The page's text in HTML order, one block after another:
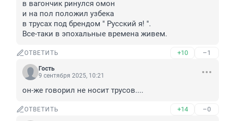
в вагончик ринулся омон
и на пол положил узбека
в трусах под брендом " Русский я! ".
Все-таки в эпохальные времена живем.
ОТВЕТИТЬ +10 –1
Гость
9 сентября 2025, 10:21
он-же говорил не носит трусов....
ОТВЕТИТЬ +14 –0